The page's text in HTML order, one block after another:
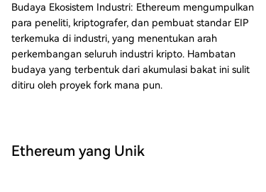
Budaya Ekosistem Industri: Ethereum mengumpulkan
para peneliti, kriptografer, dan pembuat standar EIP
terkemuka di industri, yang menentukan arah
perkembangan seluruh industri kripto. Hambatan
budaya yang terbentuk dari akumulasi bakat ini sulit
ditiru oleh proyek fork mana pun.
Ethereum yang Unik